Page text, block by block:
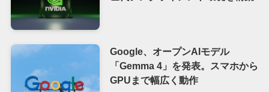
Google、オープンAIモデル
「Gemma 4」を発表。スマホから
GPUまで幅広く動作